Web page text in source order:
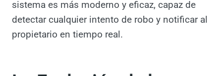
Alarmas y Tecnología
Yo por esto aposté por una alarma avanzada,